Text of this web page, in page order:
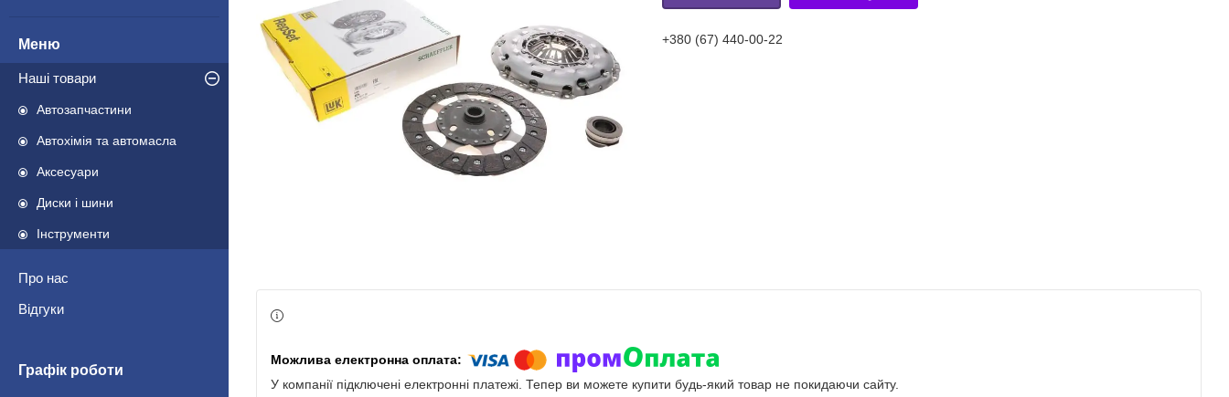
Наші товари
Автозапчастини
Автохімія та автомасла
Аксесуари
Диски і шини
Інструменти
Про нас
Відгуки
Графік роботи
+380 (67) 440-00-22
У компанії підключені електронні платежі. Тепер ви можете купити будь-який товар не покидаючи сайту.